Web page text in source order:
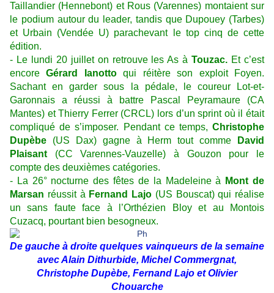
Taillandier (Hennebont) et Rous (Varennes) montaient sur
le podium autour du leader, tandis que Dupouey (Tarbes)
et Urbain (Vendée U) parachevant le top cinq de cette
édition.
- Le lundi 20 juillet on retrouve les As àTouzac. Et c’est
encoreGérard Ianottoqui réitère son exploit Foyen.
Sachant en garder sous la pédale, le coureur Lot-et-
Garonnais a réussi à battre Pascal Peyramaure (CA
Mantes) et Thierry Ferrer (CRCL) lors d’un sprint où il était
compliqué de s’imposer. Pendant ce temps, Christophe
Dupèbe (US Dax) gagne à Herm tout comme
David
Plaisant (CC Varennes-Vauzelle) à Gouzon pour le
compte des deuxièmes catégories.
- La 26° nocturne des fêtes de la Madeleine à
Mont de
Marsan réussit à Fernand Lajo (US Bouscat) qui réalise
un sans faute face à l’Orthézien Bloy et au Montois
Cuzacq, pourtant bien besogneux.
De gauche à droite quelques vainqueurs de la semaine
avec Alain Dithurbide, Michel Commergnat,
Christophe Dupèbe, Fernand Lajo et Olivier
Chouarche